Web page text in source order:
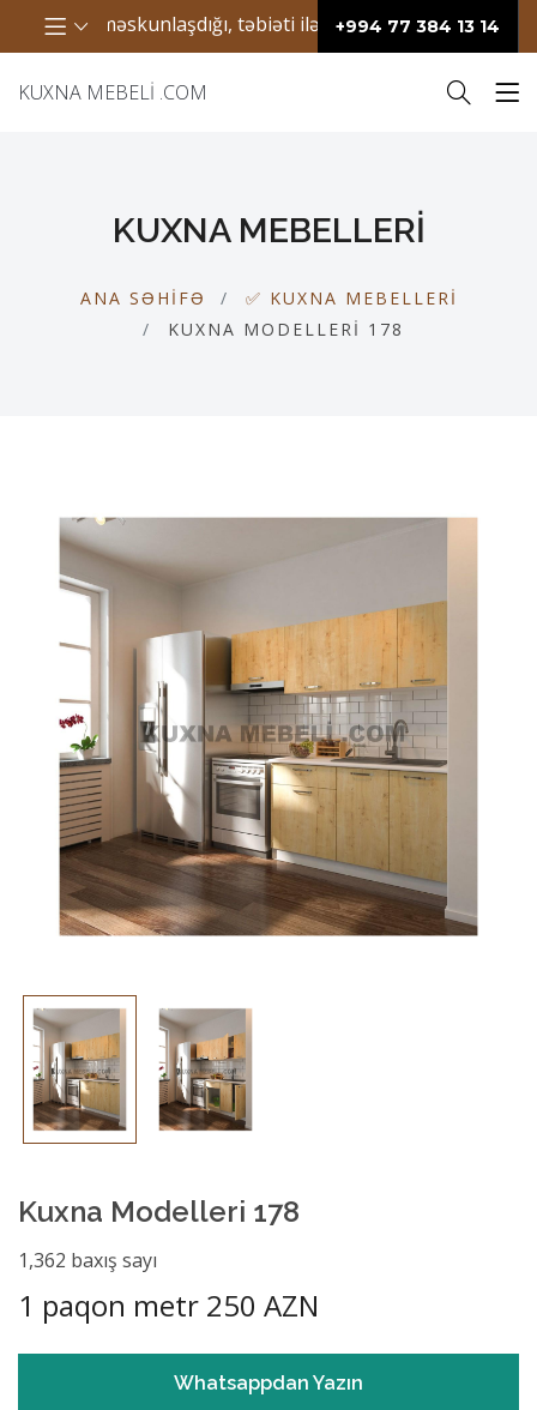
məskunlaşdığı, təbiəti ilə seçilən bir ərazidir.
+994 77 384 13 14
KUXNA MEBELI .COM
KUXNA MEBELLERI
ANA SƏHIFƏ
✅ KUXNA MEBELLERI
KUXNA MODELLERI 178
Kuxna Modelleri 178
1,362 baxış sayı
1 paqon metr 250 AZN
Whatsappdan Yazın